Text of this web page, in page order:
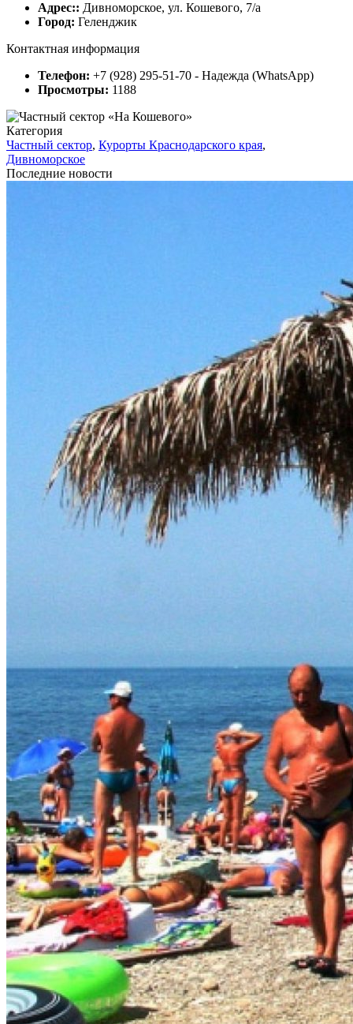
Адрес:: Дивноморское, ул. Кошевого, 7/а
Город: Геленджик
Контактная информация
Телефон: +7 (928) 295-51-70 - Надежда (WhatsApp)
Просмотры: 1188
Категория
Частный сектор, Курорты Краснодарского края,
Дивноморское
Последние новости